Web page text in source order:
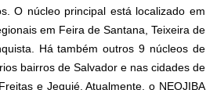
O núcleo principal está localizado em
em Feira de Santana, Teixeira de
Há também outros 9 núcleos de
bairros de Salvador e nas cidades de
e Jequié. Atualmente, o NEOJIBA